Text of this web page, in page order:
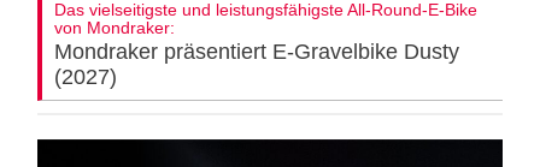
Das vielseitigste und leistungsfähigste All-Round-E-Bike
von Mondraker:
Mondraker präsentiert E-Gravelbike Dusty
(2027)